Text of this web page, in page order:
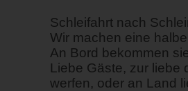
Schleifahrt nach
Wir machen eine
An Bord bekommen
Liebe Gäste, zur liebe
werfen, oder an Land